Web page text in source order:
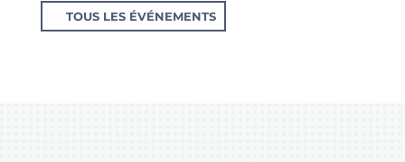
TOUS LES ÉVÉNEMENTS